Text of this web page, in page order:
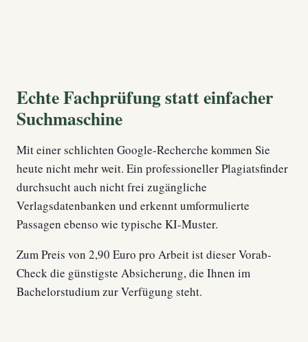
Echte Fachprüfung statt einfacher
Suchmaschine
Mit einer schlichten Google-Recherche kommen Sie
heute nicht mehr weit. Ein professioneller Plagiatsfinder
durchsucht auch nicht frei zugängliche
Verlagsdatenbanken und erkennt umformulierte
Passagen ebenso wie typische KI-Muster.
Zum Preis von 2,90 Euro pro Arbeit ist dieser Vorab-
Check die günstigste Absicherung, die Ihnen im
Bachelorstudium zur Verfügung steht.